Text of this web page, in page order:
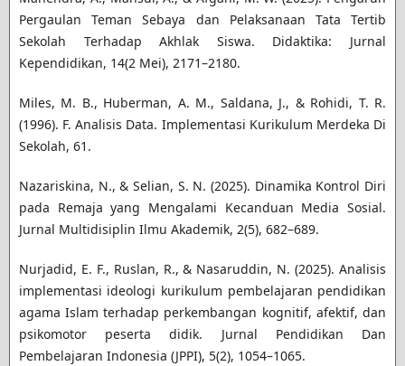
Pergaulan Teman Sebaya dan Pelaksanaan Tata Tertib
Sekolah Terhadap Akhlak Siswa. Didaktika: Jurnal
Kependidikan, 14(2 Mei), 2171–2180.
Miles, M. B., Huberman, A. M., Saldana, J., & Rohidi, T. R.
(1996). F. Analisis Data. Implementasi Kurikulum Merdeka Di
Sekolah, 61.
Nazariskina, N., & Selian, S. N. (2025). Dinamika Kontrol Diri
pada Remaja yang Mengalami Kecanduan Media Sosial.
Jurnal Multidisiplin Ilmu Akademik, 2(5), 682–689.
Nurjadid, E. F., Ruslan, R., & Nasaruddin, N. (2025). Analisis
implementasi ideologi kurikulum pembelajaran pendidikan
agama Islam terhadap perkembangan kognitif, afektif, dan
psikomotor peserta didik. Jurnal Pendidikan Dan
Pembelajaran Indonesia (JPPI), 5(2), 1054–1065.